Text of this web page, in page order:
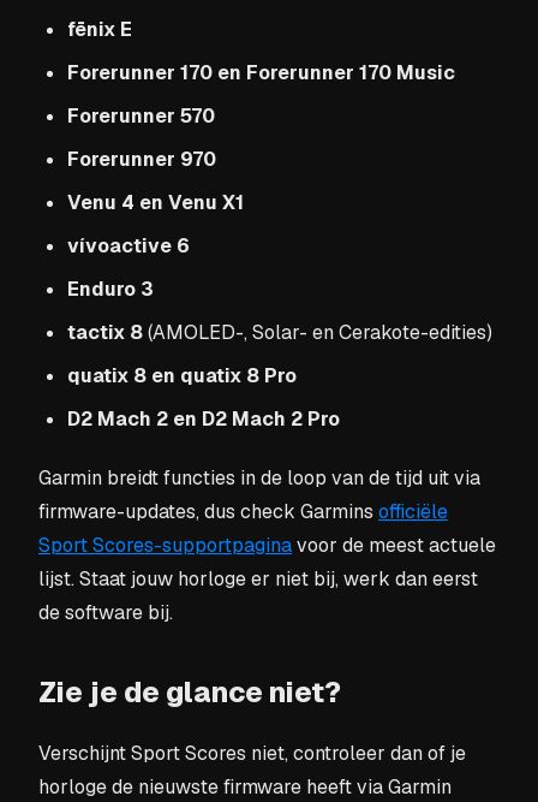
fēnix E
Forerunner 170 en Forerunner 170 Music
Forerunner 570
Forerunner 970
Venu 4 en Venu X1
vívoactive 6
Enduro 3
tactix 8(AMOLED-, Solar- en Cerakote-edities)
quatix 8 en quatix 8 Pro
D2 Mach 2 en D2 Mach 2 Pro
Garmin breidt functies in de loop van de tijd uit via
firmware-updates, dus check Garmins officiële
Sport Scores-supportpaginavoor de meest actuele
lijst. Staat jouw horloge er niet bij, werk dan eerst
de software bij.
Zie je de glance niet?
Verschijnt Sport Scores niet, controleer dan of je
horloge de nieuwste firmware heeft via Garmin